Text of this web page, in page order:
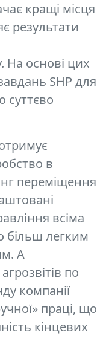
кращі місця
результати
На основі цих
SHP для
суттєво
в
переміщення
всіма
більш легким
А
по
компанії
праці, що
кінцевих